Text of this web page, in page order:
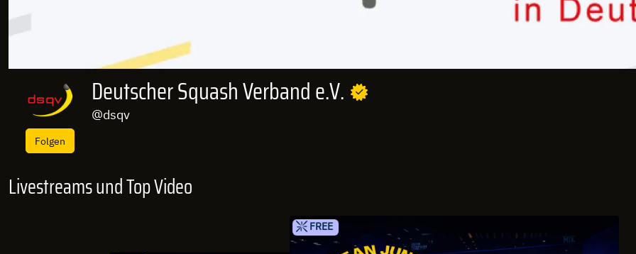
Folgen
Deutscher Squash Verband e.V.
@dsqv
Livestreams und Top Video
FREE